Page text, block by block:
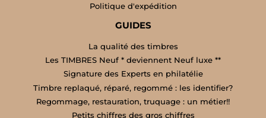
Politique d'expédition
GUIDES
La qualité des timbres
Les TIMBRES Neuf * deviennent Neuf luxe **
Signature des Experts en philatélie
Timbre replaqué, réparé, regommé : les identifier?
Regommage, restauration, truquage : un métier!!
Petits chiffres des gros chiffres